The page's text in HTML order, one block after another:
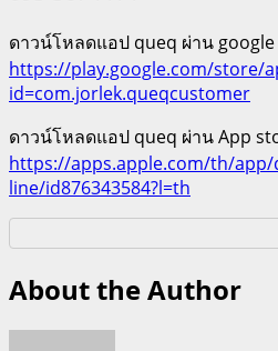
ดาวน์โหลดแอป queq ผ่าน
https://play.google.com/store/
id=com.jorlek.queqcustomer
ดาวน์โหลดแอป queq ผ่าน App
https://apps.apple.com/th/
line/id876343584?l=th
About the Author